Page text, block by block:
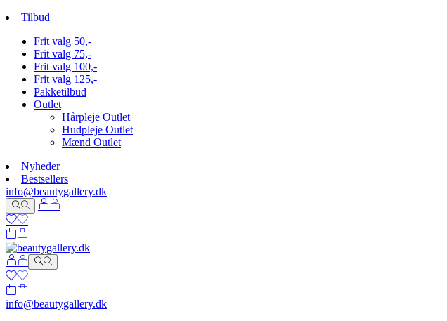
Tilbud
Frit valg 50,-
Frit valg 75,-
Frit valg 100,-
Frit valg 125,-
Pakketilbud
Outlet
Hårpleje Outlet
Hudpleje Outlet
Mænd Outlet
Nyheder
Bestsellers
info@beautygallery.dk
info@beautygallery.dk